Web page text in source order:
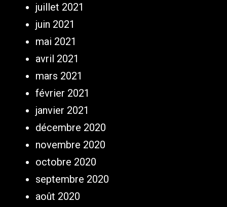
juillet 2021
juin 2021
mai 2021
avril 2021
mars 2021
février 2021
janvier 2021
décembre 2020
novembre 2020
octobre 2020
septembre 2020
août 2020